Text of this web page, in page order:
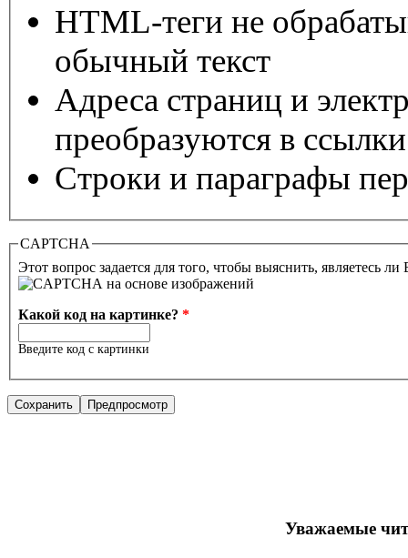
HTML-теги не
обычный текст
Адреса страниц и
преобразуются в
Строки и параграфы
CAPTCHA
Этот вопрос задается для того, чтобы выяснить, являетесь
Какой код на картинке? *
Введите код с картинки
Уважаемые